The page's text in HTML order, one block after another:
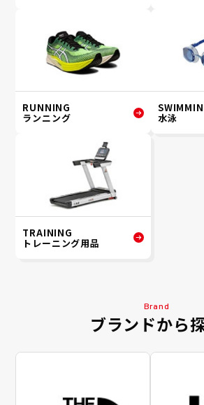
RUNNING
ランニング 水泳
TRAINING
トレーニング用品
Brand
ブランドから